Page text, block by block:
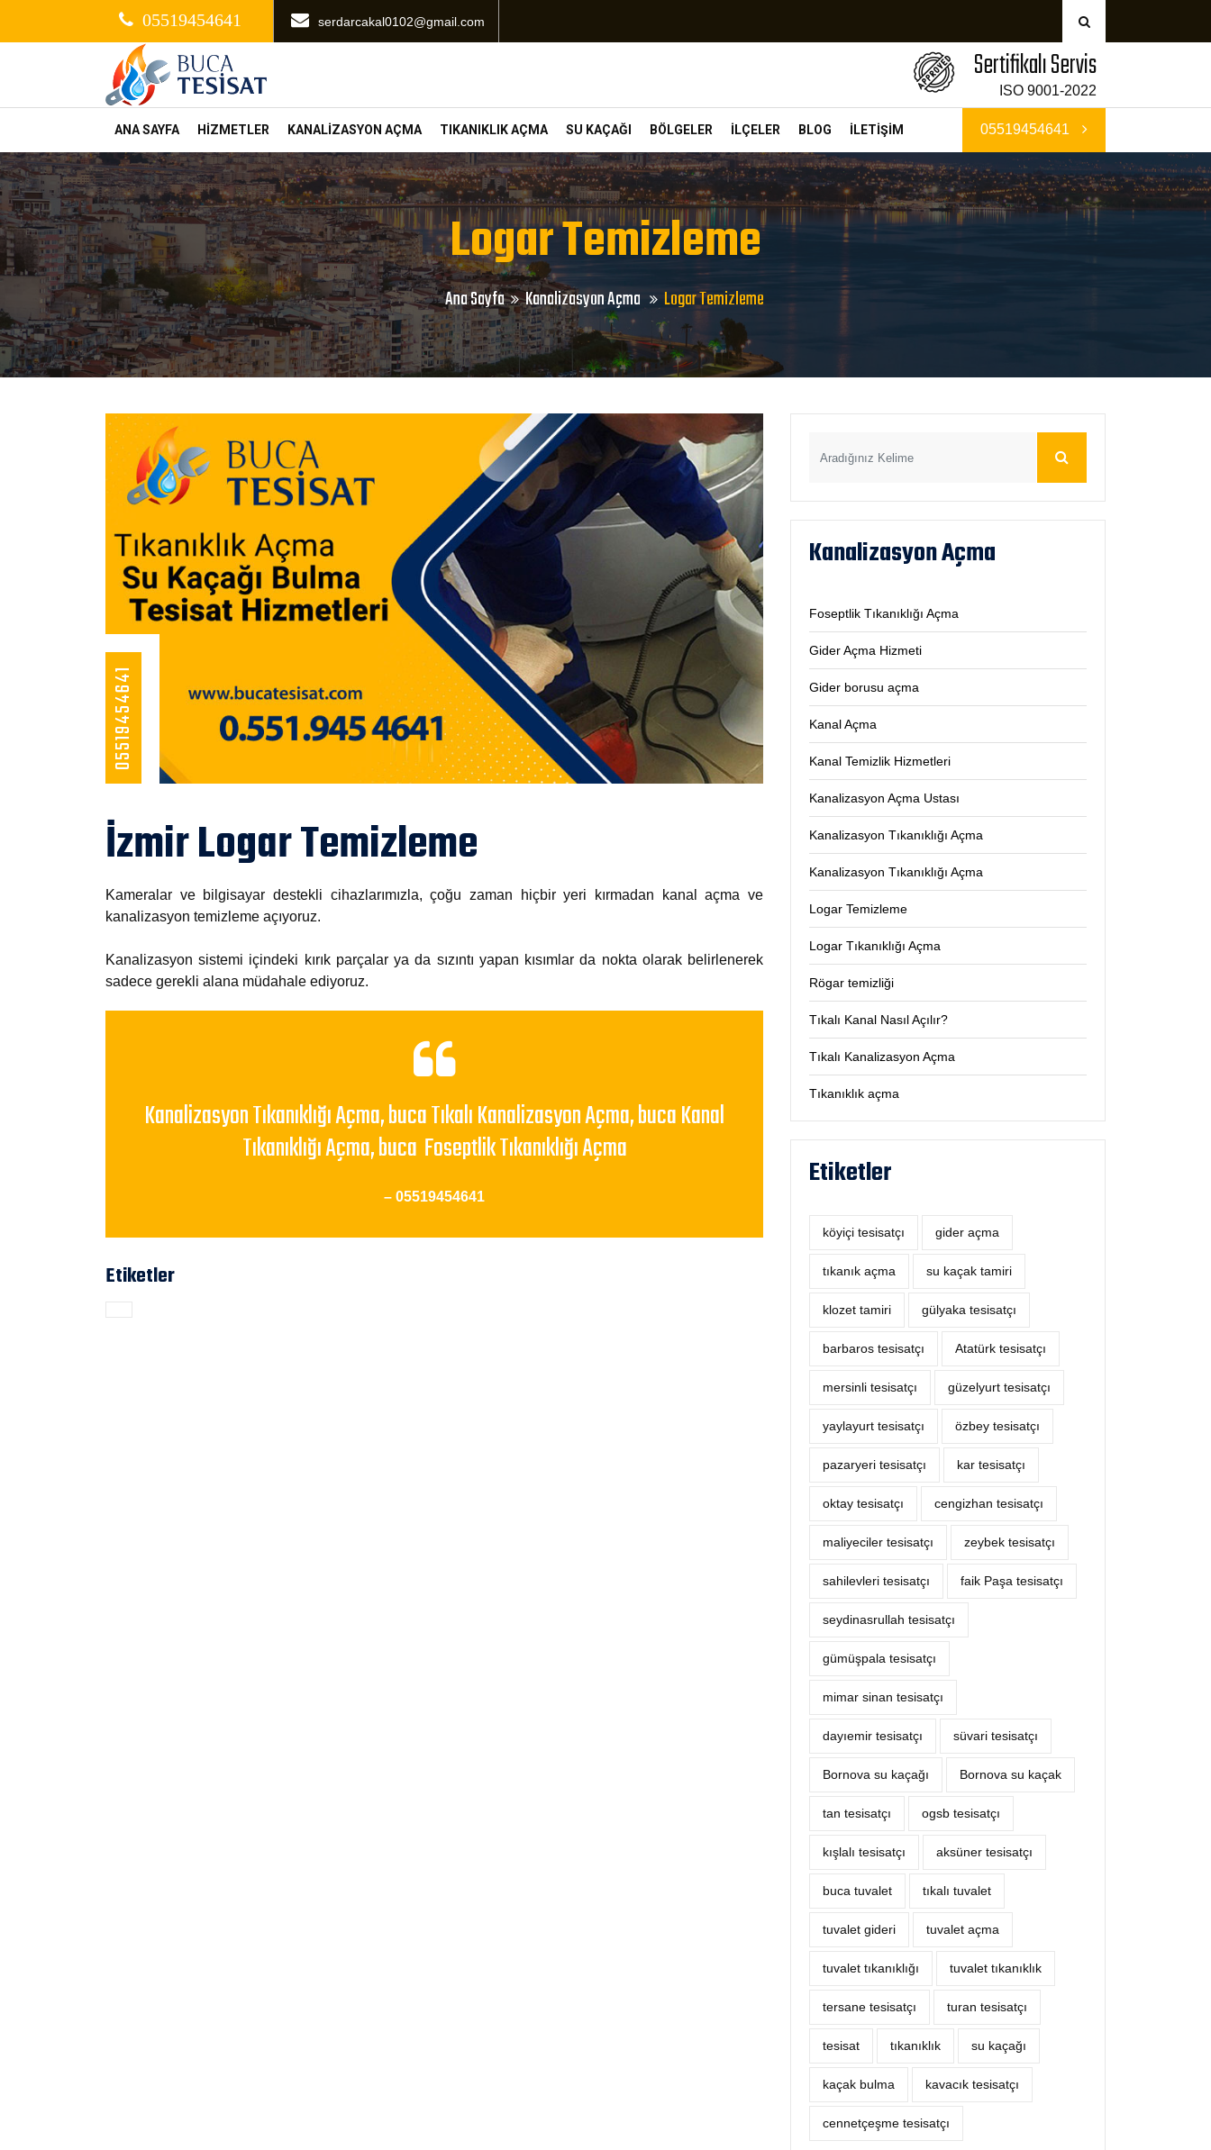
05519454641 serdarcakal0102@gmail.com
Sertifikalı Servis
ISO 9001-2022
ANA SAYFA HİZMETLER KANALİZASYON AÇMA TIKANIKLIK AÇMA SU KAÇAĞI BÖLGELER İLÇELER BLOG İLETİŞİM 05519454641
Logar Temizleme
Ana Sayfa Kanalizasyon Açma Logar Temizleme
05519454641
İzmir Logar Temizleme
Kameralar ve bilgisayar destekli cihazlarımızla, çoğu zaman hiçbir yeri kırmadan kanal açma ve
kanalizasyon temizleme açıyoruz.
Kanalizasyon sistemi içindeki kırık parçalar ya da sızıntı yapan kısımlar da nokta olarak belirlenerek
sadece gerekli alana müdahale ediyoruz.
Kanalizasyon Tıkanıklığı Açma, buca Tıkalı Kanalizasyon Açma, buca Kanal
Tıkanıklığı Açma, buca Foseptlik Tıkanıklığı Açma
– 05519454641
Etiketler
Kanalizasyon Açma
Foseptlik Tıkanıklığı Açma
Gider Açma Hizmeti
Gider borusu açma
Kanal Açma
Kanal Temizlik Hizmetleri
Kanalizasyon Açma Ustası
Kanalizasyon Tıkanıklığı Açma
Kanalizasyon Tıkanıklığı Açma
Logar Temizleme
Logar Tıkanıklığı Açma
Rögar temizliği
Tıkalı Kanal Nasıl Açılır?
Tıkalı Kanalizasyon Açma
Tıkanıklık açma
Etiketler
köyiçi tesisatçı ‎gider açma
tıkanık açma su kaçak tamiri
klozet tamiri gülyaka tesisatçı
barbaros tesisatçı Atatürk tesisatçı
mersinli tesisatçı güzelyurt tesisatçı
yaylayurt tesisatçı özbey tesisatçı
pazaryeri tesisatçı kar tesisatçı
oktay tesisatçı cengizhan tesisatçı
maliyeciler tesisatçı zeybek tesisatçı
sahilevleri tesisatçı faik Paşa tesisatçı
seydinasrullah tesisatçı
gümüşpala tesisatçı
mimar sinan tesisatçı
dayıemir tesisatçı süvari tesisatçı
Bornova su kaçağı Bornova su kaçak
tan tesisatçı ogsb tesisatçı
kışlalı tesisatçı aksüner tesisatçı
buca tuvalet tıkalı tuvalet
tuvalet gideri tuvalet açma
tuvalet tıkanıklığı tuvalet tıkanıklık
tersane tesisatçı turan tesisatçı
tesisat tıkanıklık su kaçağı
kaçak bulma kavacık tesisatçı
cennetçeşme tesisatçı